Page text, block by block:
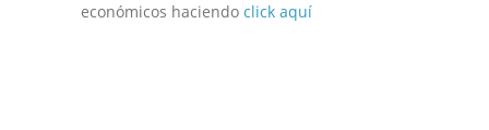
económicos haciendo click aquí